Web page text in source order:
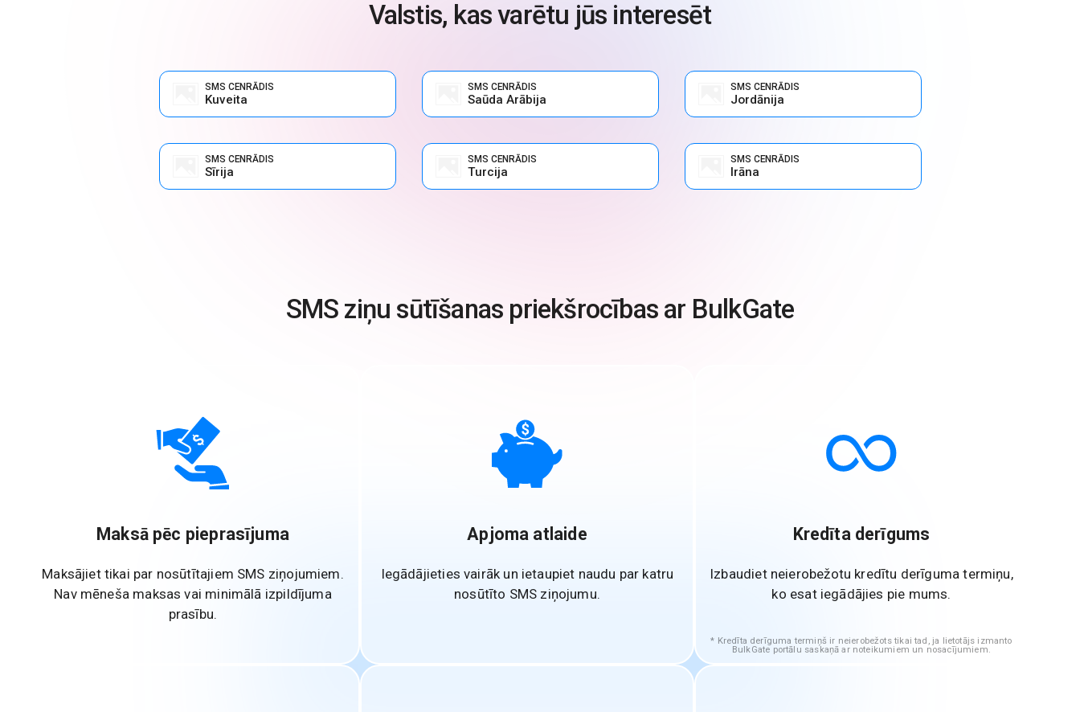
Valstis, kas varētu jūs interesēt
SMS CENRĀDIS
Kuveita
SMS CENRĀDIS
Saūda Arābija
SMS CENRĀDIS
Jordānija
SMS CENRĀDIS
Sīrija
SMS CENRĀDIS
Turcija
SMS CENRĀDIS
Irāna
SMS ziņu sūtīšanas priekšrocības ar BulkGate
Maksā pēc pieprasījuma
Maksājiet tikai par nosūtītajiem SMS ziņojumiem.
Nav mēneša maksas vai minimālā izpildījuma
prasību.
Apjoma atlaide
Iegādājieties vairāk un ietaupiet naudu par katru
nosūtīto SMS ziņojumu.
Kredīta derīgums
Izbaudiet neierobežotu kredītu derīguma termiņu,
ko esat iegādājies pie mums.
Kredīta derīguma termiņš ir neierobežots tikai tad, ja lietotājs izmanto
BulkGate portālu saskaņā ar noteikumiem un nosacījumiem.